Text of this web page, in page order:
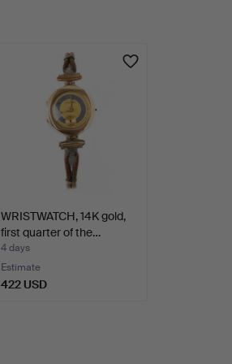
WRISTWATCH, 14K gold,
first quarter of the…
4 days
Estimate
422 USD